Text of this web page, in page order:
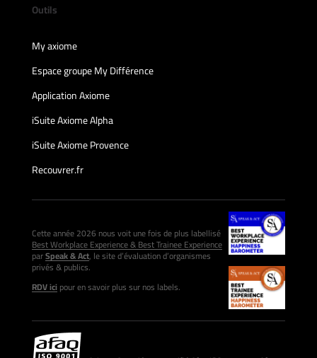
Outils
My axiome
Espace groupe My Différence
Application Axiome
iSuite Axiome Alpha
iSuite Axiome Provence
Recouvrer.fr
Cette année 2026 nous voit une fois de plus labellisé
Best Workplace Experience & Best Trainee Experience
parSpeak & Act, le site d’évaluation d’organismes
privés & publics.
RDV icipour en savoir plus sur nos labels.